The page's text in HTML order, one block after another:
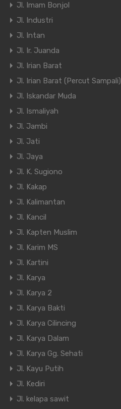
Jl. Imam Bonjol
Jl. Industri
Jl. Intan
Jl. Ir. Juanda
Jl. Irian Barat
Jl. Irian Barat (Percut Sampali)
Jl. Iskandar Muda
Jl. Ismaliyah
Jl. Jambi
Jl. Jati
Jl. Jaya
Jl. K. Sugiono
Jl. Kakap
Jl. Kalimantan
Jl. Kancil
Jl. Kapten Muslim
Jl. Karim MS
Jl. Kartini
Jl. Karya
Jl. Karya 2
Jl. Karya Bakti
Jl. Karya Cilincing
Jl. Karya Dalam
Jl. Karya Gg. Sehati
Jl. Kayu Putih
Jl. Kediri
Jl. kelapa sawit